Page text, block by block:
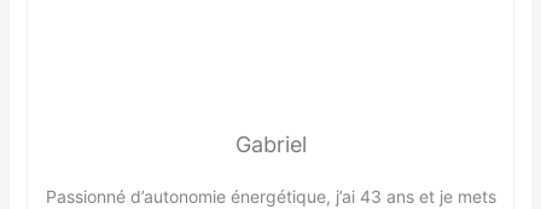
Gabriel
Passionné d’autonomie énergétique, j’ai 43 ans et je mets